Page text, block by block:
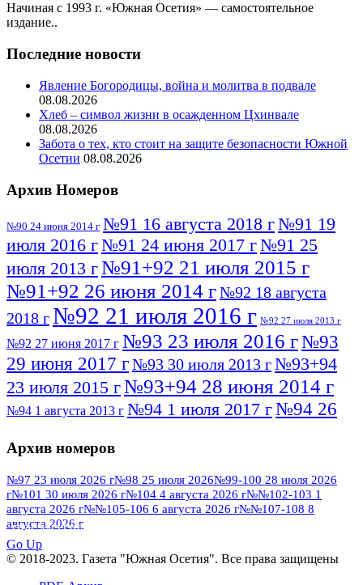
Начиная с 1993 г. «Южная Осетия» — самостоятельное
издание..
Последние новости
Явление Богородицы, война и молитва в подвале
08.08.2026
Хлеб – символ жизни в осажденном Цхинвале
08.08.2026
Забота о тех, кто стоит на защите безопасности Южной
Осетии 08.08.2026
Архив Номеров
№90 24 июня 2014 г №91 16 августа 2018 г№91 19
июля 2016 г№91 24 июня 2017 г№91 25
июля 2013 г№91+92 21 июля 2015 г
№91+92 26 июня 2014 г№92 18 августа
2018 г№92 21 июля 2016 г №92 27 июля 2013 г
№92 27 июня 2017 г №93 23 июля 2016 г№93
29 июня 2017 г№93 30 июля 2013 г№93+94
23 июля 2015 г№93+94 28 июня 2014 г
№94 1 августа 2013 г №94 1 июля 2017 г№94 26
№95 7 августа 2012 г
№95 28 июля 2016 г №95+96 3 августа
2013 г№96 6 июля 2017 г№96 9 августа
2012 г №96 28 июля 2015 г
№96+97 30 июля 2016 г
№97 11 августа 2012 г
Архив номеров
№97 23 июля 2026 г№98 25 июля 2026№99-100 28 июля 2026
г№101 30 июля 2026 г№104 4 августа 2026 г№№102-103 1
августа 2026 г№№105-106 6 августа 2026 г№№107-108 8
августа 2026 г
ПОСМОТРЕТЬ ВСЕ
Go Up
© 2018-2023. Газета "Южная Осетия". Все права защищены